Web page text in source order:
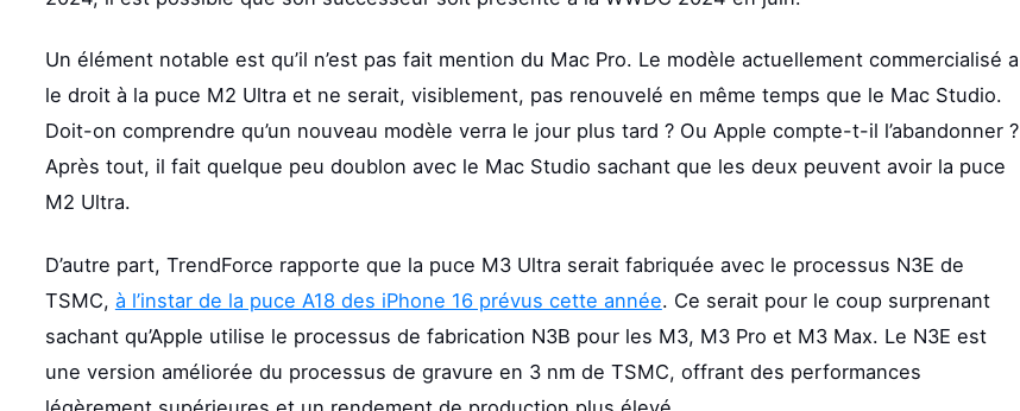
Un élément notable est qu’il n’est pas fait mention du Mac Pro. Le modèle actuellement commercialisé a
le droit à la puce M2 Ultra et ne serait, visiblement, pas renouvelé en même temps que le Mac Studio.
Doit-on comprendre qu’un nouveau modèle verra le jour plus tard ? Ou Apple compte-t-il l’abandonner ?
Après tout, il fait quelque peu doublon avec le Mac Studio sachant que les deux peuvent avoir la puce
M2 Ultra.
D’autre part, TrendForce rapporte que la puce M3 Ultra serait fabriquée avec le processus N3E de
TSMC, à l’instar de la puce A18 des iPhone 16 prévus cette année. Ce serait pour le coup surprenant
sachant qu’Apple utilise le processus de fabrication N3B pour les M3, M3 Pro et M3 Max. Le N3E est
une version améliorée du processus de gravure en 3 nm de TSMC, offrant des performances